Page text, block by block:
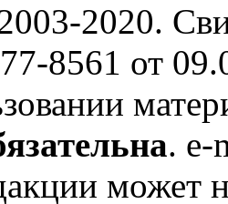
2020.
8561 от
. e-
может